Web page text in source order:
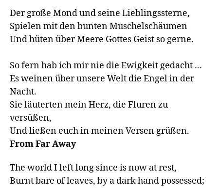
Der große Mond und seine Lieblingssterne,
Spielen mit den bunten Muschelschäumen
Und hüten über Meere Gottes Geist so gerne.
So fern hab ich mir nie die Ewigkeit gedacht ...
Es weinen über unsere Welt die Engel in der
Nacht.
Sie läuterten mein Herz, die Fluren zu
versüßen,
Und ließen euch in meinen Versen grüßen.
From Far Away
The world I left long since is now at rest,
Burnt bare of leaves, by a dark hand possessed;